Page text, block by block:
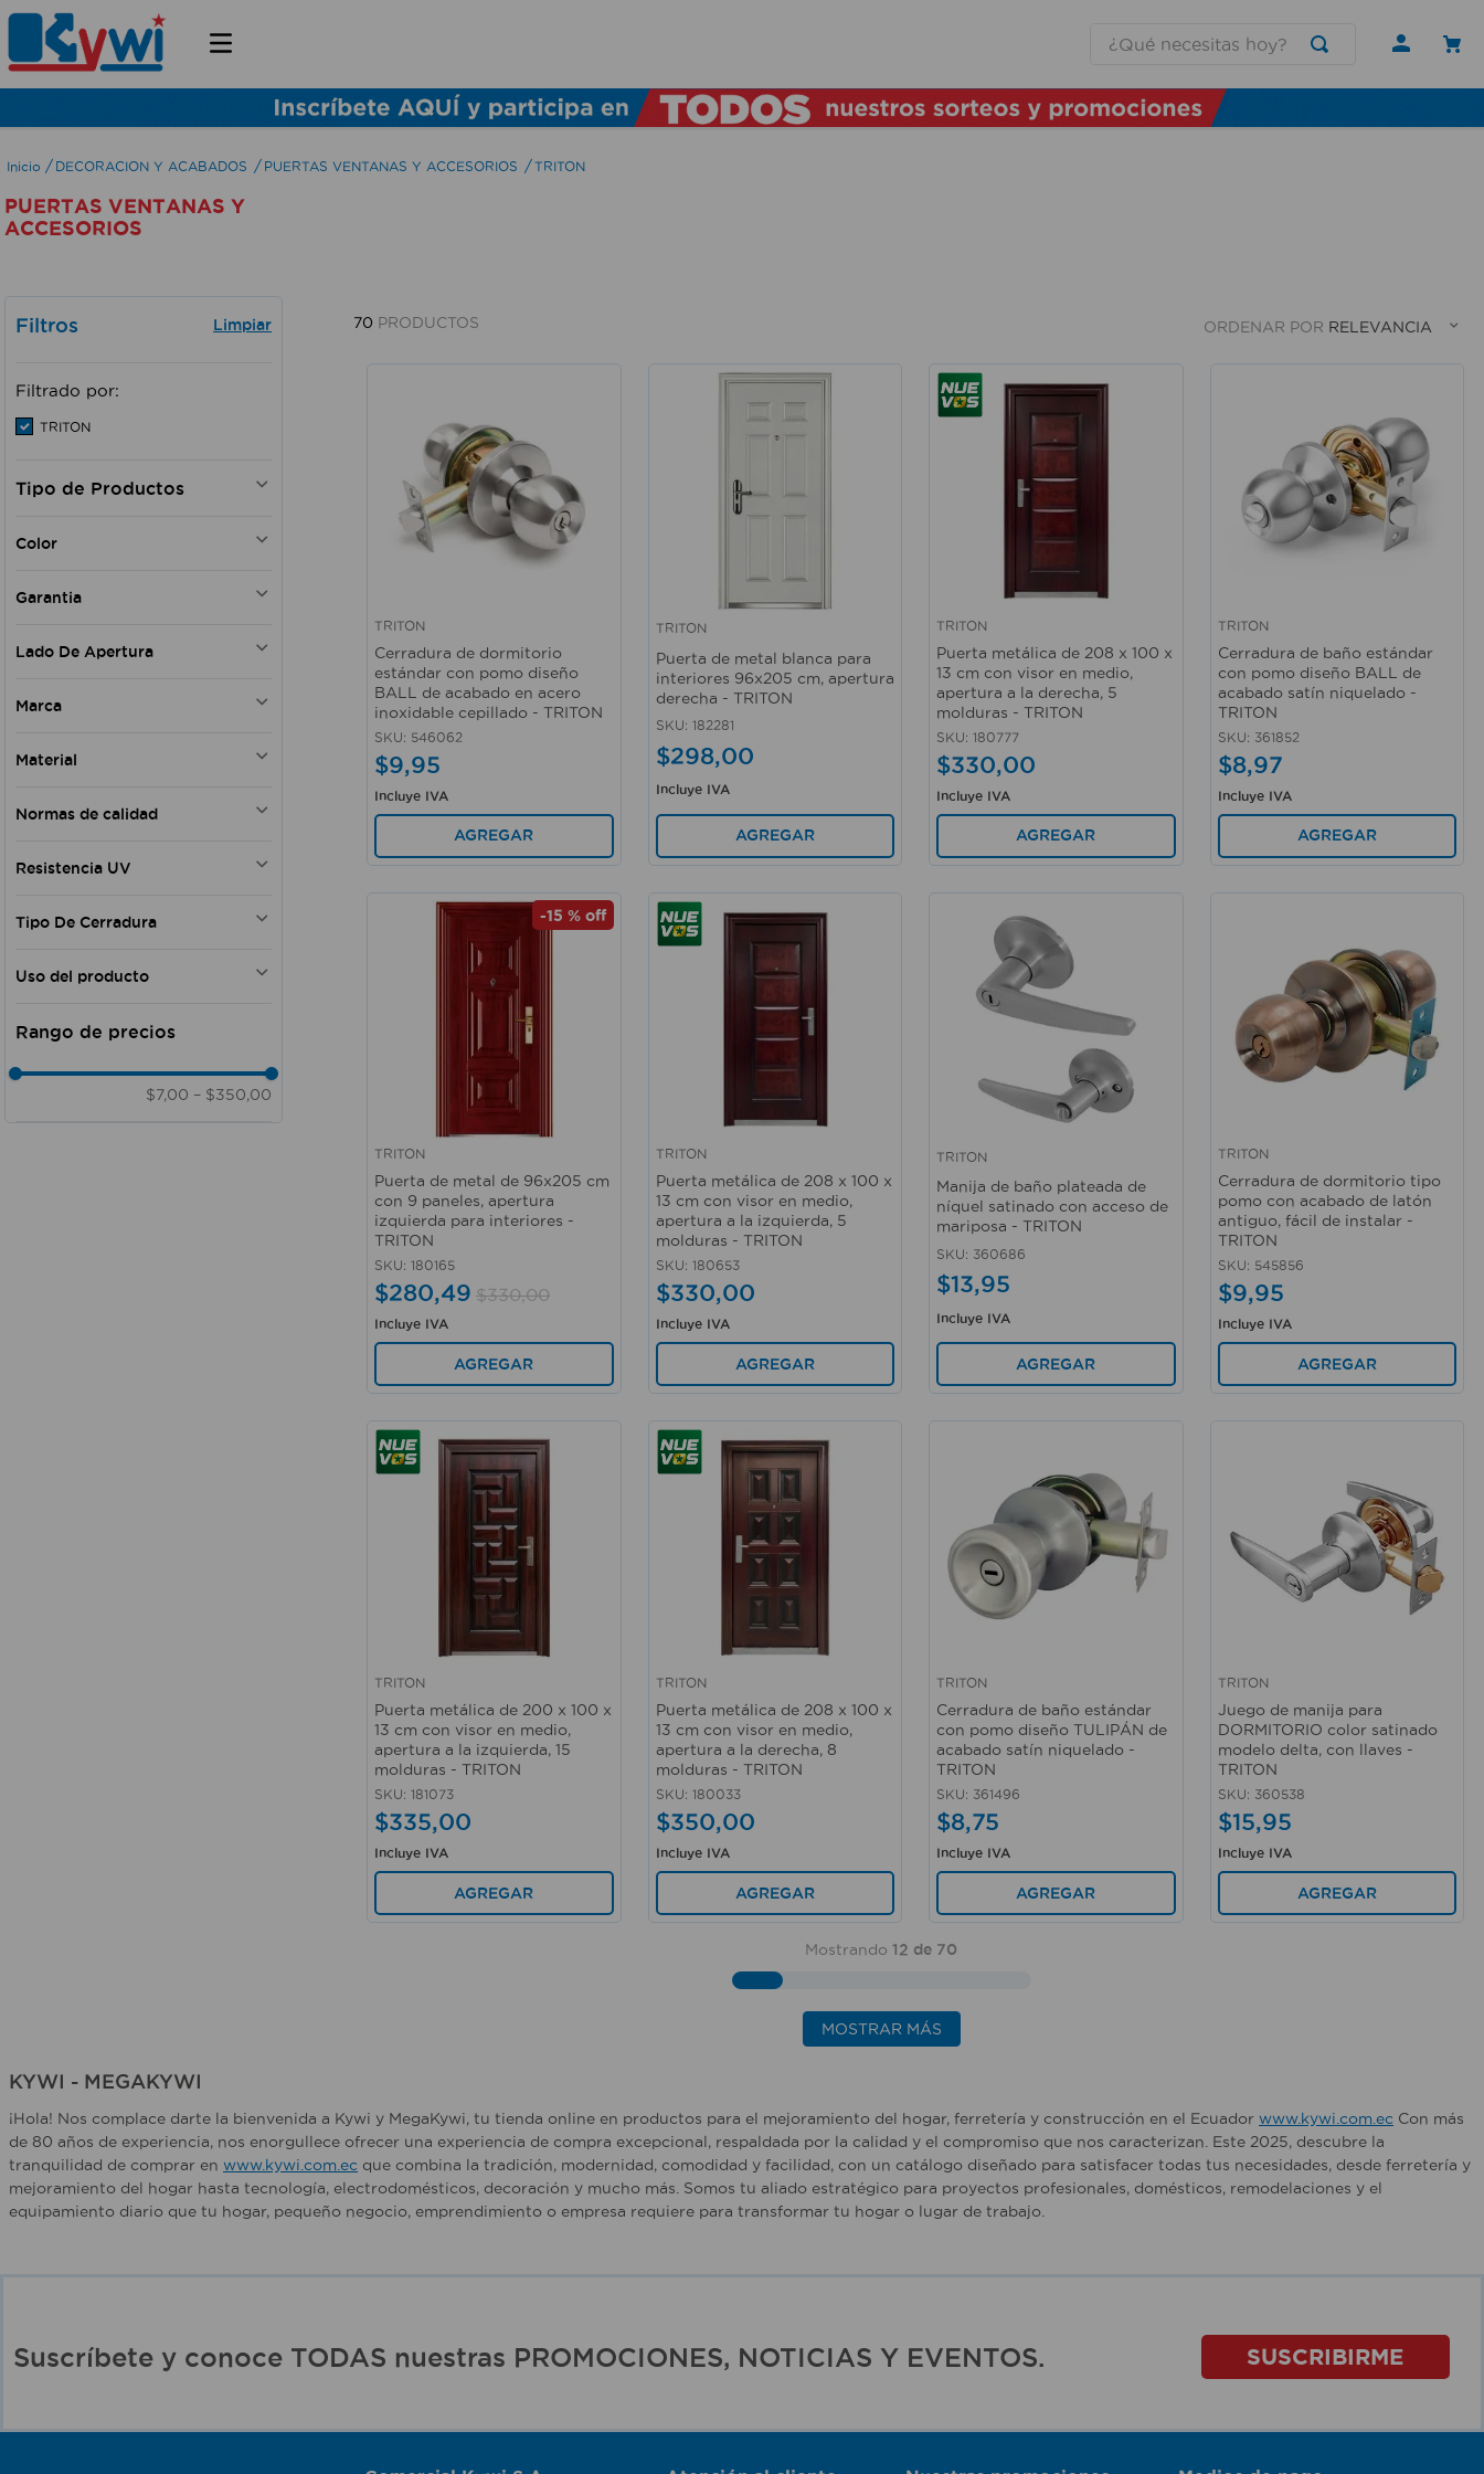
DECORACION Y ACABADOS PUERTAS VENTANAS Y ACCESORIOS TRITON
PUERTAS VENTANAS Y
ACCESORIOS
Filtros
Filtrado por:
TRITON
PUERTAS METALICAS DE
Color
Vino
Latón antiguo
Garantia
Lado De Apertura
Derecha
Bilateral
Marca
HERMEX
PROSOURCE
WRT
Material
Latón
Normas de calidad
Resistencia UV
Tipo De Cerradura
Manija
Uso del producto
Comercial - Industrial
$7,00 – $350,00
70 PRODUCTOS ORDENAR POR RELEVANCIA
TRITON
Cerradura de dormitorio
estándar con pomo diseño
BALL de acabado en acero
inoxidable cepillado - TRITON
SKU: 546062
$9,95
Incluye IVA
AGREGAR
Vista rápida
TRITON
Puerta de metal blanca para
interiores 96x205 cm, apertura
derecha - TRITON
SKU: 182281
$298,00
Incluye IVA
AGREGAR
TRITON
Puerta metálica de 208 x 100 x
13 cm con visor en medio,
apertura a la derecha, 5
molduras - TRITON
SKU: 180777
$330,00
Incluye IVA
AGREGAR
TRITON
Cerradura de baño estándar
con pomo diseño BALL de
acabado satín niquelado -
TRITON
SKU: 361852
$8,97
Incluye IVA
AGREGAR
-15 %off
TRITON
Puerta de metal de 96x205 cm
con 9 paneles, apertura
izquierda para interiores -
TRITON
SKU: 180165
$280,49 $330,00
Incluye IVA
AGREGAR
TRITON
Puerta metálica de 208 x 100 x
13 cm con visor en medio,
apertura a la izquierda, 5
molduras - TRITON
SKU: 180653
$330,00
Incluye IVA
AGREGAR
Vista rápida
TRITON
Manija de baño plateada de
níquel satinado con acceso de
mariposa - TRITON
SKU: 360686
$13,95
Incluye IVA
AGREGAR
TRITON
Cerradura de dormitorio tipo
pomo con acabado de latón
antiguo, fácil de instalar -
TRITON
SKU: 545856
$9,95
Incluye IVA
AGREGAR
TRITON
Puerta metálica de 200 x 100 x
13 cm con visor en medio,
apertura a la izquierda, 15
molduras - TRITON
SKU: 181073
$335,00
Incluye IVA
AGREGAR
TRITON
Puerta metálica de 208 x 100 x
13 cm con visor en medio,
apertura a la derecha, 8
molduras - TRITON
SKU: 180033
$350,00
Incluye IVA
AGREGAR
TRITON
Cerradura de baño estándar
con pomo diseño TULIPÁN de
acabado satín niquelado -
TRITON
SKU: 361496
$8,75
Incluye IVA
AGREGAR
TRITON
Juego de manija para
DORMITORIO color satinado
modelo delta, con llaves -
TRITON
SKU: 360538
$15,95
Incluye IVA
AGREGAR
Mostrando 12 de 70
MOSTRAR MÁS
KYWI - MEGAKYWI
¡Hola! Nos complace darte la bienvenida a Kywi y MegaKywi, tu tienda online en productos para el mejoramiento del hogar, ferretería y construcción en el Ecuador www.kywi.com.ec Con más
de 80 años de experiencia, nos enorgullece ofrecer una experiencia de compra excepcional, respaldada por la calidad y el compromiso que nos caracterizan. Este 2025, descubre la
tranquilidad de comprar en www.kywi.com.ec que combina la tradición, modernidad, comodidad y facilidad, con un catálogo diseñado para satisfacer todas tus necesidades, desde ferretería y
mejoramiento del hogar hasta tecnología, electrodomésticos, decoración y mucho más. Somos tu aliado estratégico para proyectos profesionales, domésticos, remodelaciones y el
equipamiento diario que tu hogar, pequeño negocio, emprendimiento o empresa requiere para transformar tu hogar o lugar de trabajo.
Suscríbete y conoce TODAS nuestras PROMOCIONES, NOTICIAS Y EVENTOS. SUSCRIBIRME
TÉRMINOS MÁS BUSCADOS
1
lamparas